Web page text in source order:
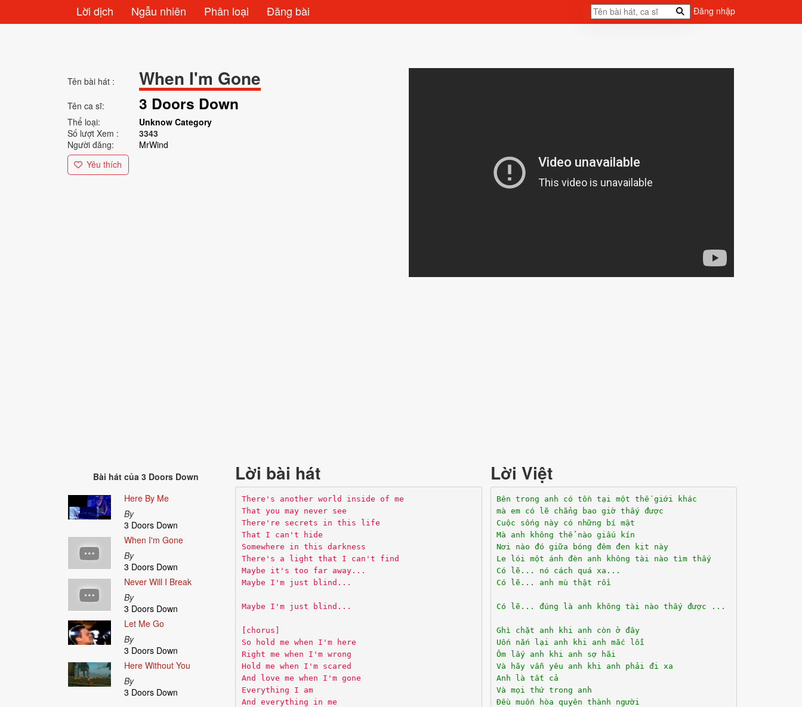
Lời dịch Ngẫu nhiên Phân loại Đăng bài Đăng nhập
Tên bài hát : When I'm Gone
Tên ca sĩ: 3 Doors Down
Thể loại:
Unknow Category
Số lượt Xem :
3343
Người đăng:
MrWind
Yêu thích
Bài hát của 3 Doors Down
Here By Me
By
3 Doors Down
When I'm Gone
By
3 Doors Down
Never Will I Break
By
3 Doors Down
Let Me Go
By
3 Doors Down
Here Without You
By
3 Doors Down
Lời bài hát
There's another world inside of me
That you may never see
There're secrets in this life
That I can't hide
Somewhere in this darkness
There's a light that I can't find
Maybe it's too far away...
Maybe I'm just blind...
Maybe I'm just blind...
[chorus]
So hold me when I'm here
Right me when I'm wrong
Hold me when I'm scared
And love me when I'm gone
Everything I am
And everything in me
Lời Việt
Bên trong anh có tồn tại một thế giới khác
mà em có lẽ chẳng bao giờ thấy được
Cuộc sống này có những bí mật
Mà anh không thể nào giấu kín
Nơi nào đó giữa bóng đêm đen kịt này
Le lói một ánh đèn anh không tài nào tìm thấy
Có lẽ... nó cách quá xa...
Có lẽ... anh mù thật rồi
Có lẽ... đúng là anh không tài nào thấy được ...
Ghì chặt anh khi anh còn ở đây
Uốn nắn lại anh khi anh mắc lỗi
Ôm lấy anh khi anh sợ hãi
Và hãy vẫn yêu anh khi anh phải đi xa
Anh là tất cả
Và mọi thứ trong anh
Đều muốn hòa quỵên thành người